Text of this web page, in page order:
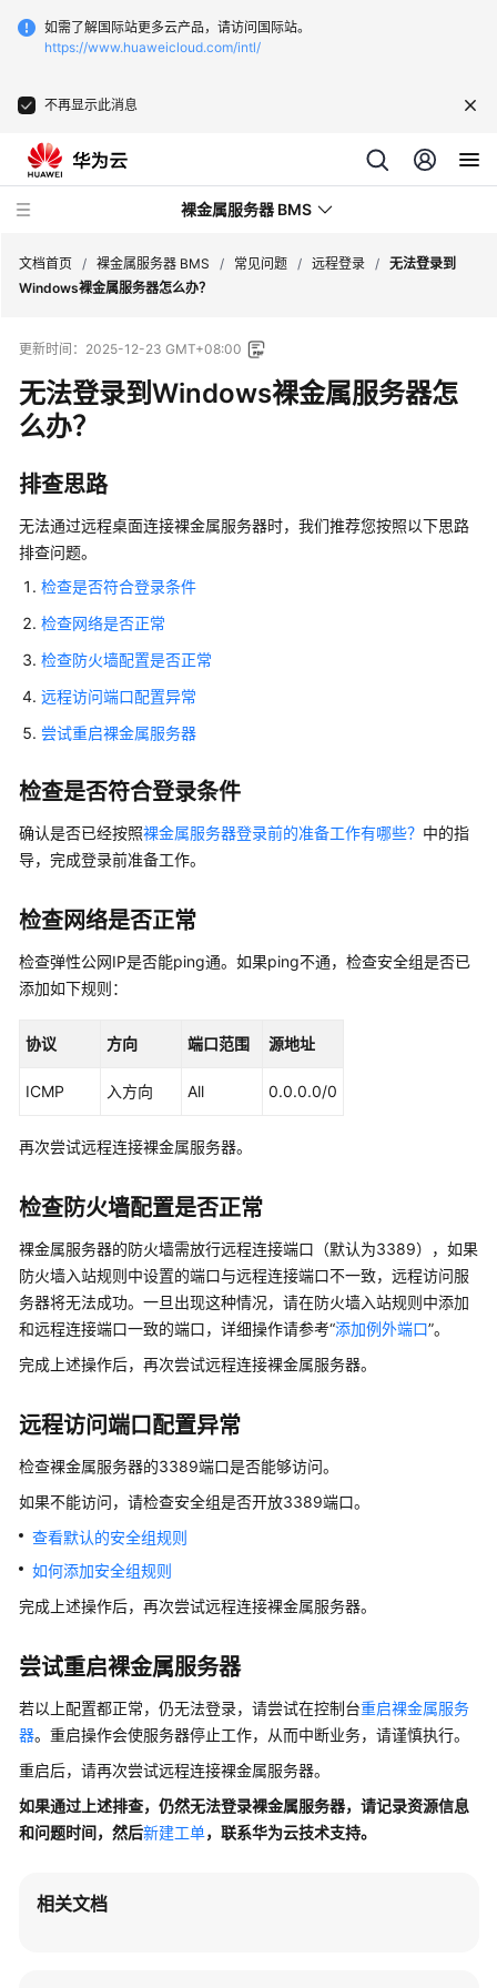
如需了解国际站更多云产品，请访问国际站。
https://www.huaweicloud.com/intl/
不再显示此消息
裸金属服务器 BMS
新
动
态
品
绍
计
说
明
快
速
门
用
户
南
私
有
制
指
佳
践
API
参
参
场
代
码
示
常
见
问
题
产
品
文档首页 / 裸金属服务器 BMS / 常见问题 / 远程登录 / 无法登录到
Windows裸金属服务器怎么办？
更新时间： 2025-12-23 GMT+08:00
无法登录到Windows裸金属服务器怎
么办？
排查思路
无法通过远程桌面连接裸金属服务器时，我们推荐您按照以下思路
排查问题。
检查是否符合登录条件
检查网络是否正常
检查防火墙配置是否正常
远程访问端口配置异常
尝试重启裸金属服务器
检查是否符合登录条件
确认是否已经按照裸金属服务器登录前的准备工作有哪些？ 中的指
导，完成登录前准备工作。
检查网络是否正常
检查弹性公网IP是否能ping通。如果ping不通，检查安全组是否已
添加如下规则：
协议 方向 端口范围 源地址
ICMP 入方向 All 0.0.0.0/0
再次尝试远程连接裸金属服务器。
检查防火墙配置是否正常
裸金属服务器的防火墙需放行远程连接端口（默认为3389），如果
防火墙入站规则中设置的端口与远程连接端口不一致，远程访问服
务器将无法成功。一旦出现这种情况，请在防火墙入站规则中添加
和远程连接端口一致的端口，详细操作请参考“添加例外端口”。
完成上述操作后，再次尝试远程连接裸金属服务器。
远程访问端口配置异常
检查裸金属服务器的3389端口是否能够访问。
如果不能访问，请检查安全组是否开放3389端口。
查看默认的安全组规则
如何添加安全组规则
完成上述操作后，再次尝试远程连接裸金属服务器。
尝试重启裸金属服务器
若以上配置都正常，仍无法登录，请尝试在控制台重启裸金属服务
器。重启操作会使服务器停止工作，从而中断业务，请谨慎执行。
重启后，请再次尝试远程连接裸金属服务器。
如果通过上述排查，仍然无法登录裸金属服务器，请记录资源信息
和问题时间，然后新建工单，联系华为云技术支持。
相关文档